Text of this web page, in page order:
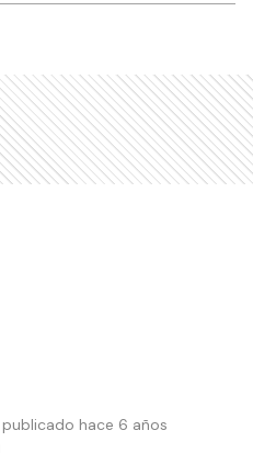
hace 6 años